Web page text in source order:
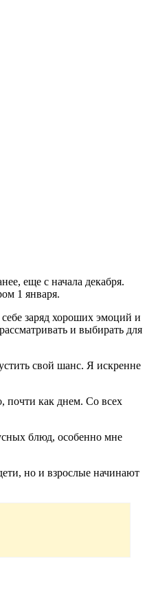
еще с начала декабря.
1 января.
заряд хороших эмоций и
и выбирать для
свой шанс. Я искренне
почти как днем. Со всех
блюд, особенно мне
но и взрослые начинают